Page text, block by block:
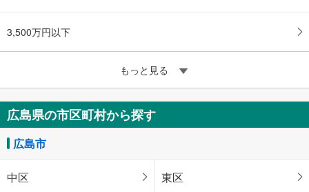
3,500万円以下
もっと見る
広島県の市区町村から探す
広島市
中区 東区